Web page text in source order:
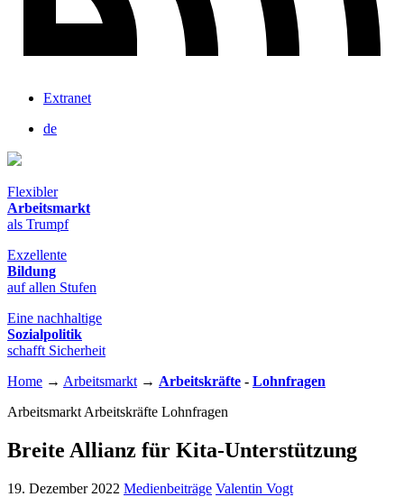
Extranet
de
Flexibler
Arbeitsmarkt
als Trumpf
Exzellente
Bildung
auf allen Stufen
Eine nachhaltige
Sozialpolitik
schafft Sicherheit
Home → Arbeitsmarkt → Arbeitskräfte - Lohnfragen
Arbeitsmarkt Arbeitskräfte Lohnfragen
Breite Allianz für Kita-Unterstützung
19. Dezember 2022 Medienbeiträge Valentin Vogt